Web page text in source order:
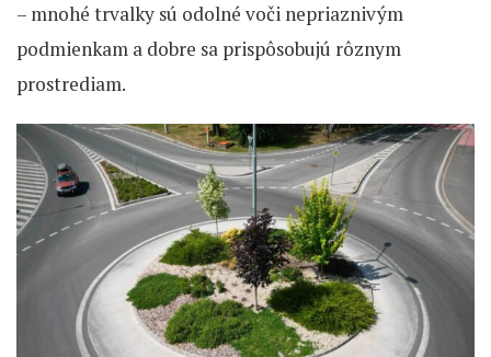
– mnohé trvalky sú odolné voči nepriaznivým
podmienkam a dobre sa prispôsobujú rôznym
prostrediam.